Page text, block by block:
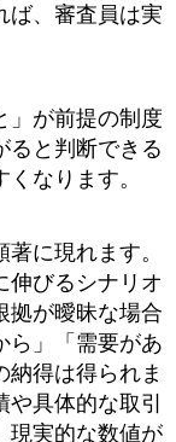
ば、審査員は実
」が前提の制度
ると判断できる
なります。
に現れます。
伸びるシナリオ
拠が曖昧な場合
ら」「需要があ
納得は得られま
具体的な取引
現実的な数値が